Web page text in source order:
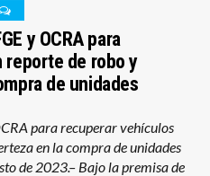
y OCRA para
reporte de robo y
de unidades
para recuperar vehículos
en la compra de unidades
de 2023.– Bajo la premisa de